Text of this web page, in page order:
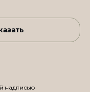
надписью